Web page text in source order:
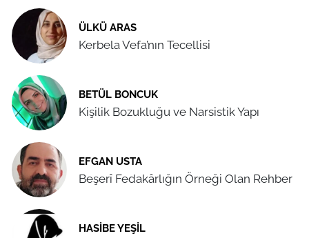
ÜLKÜ ARAS
Kerbela Vefa’nın Tecellisi
BETÜL BONCUK
Kişilik Bozukluğu ve Narsistik Yapı
EFGAN USTA
Beşerî Fedakârlığın Örneği Olan Rehber
HASIBE YEŞIL